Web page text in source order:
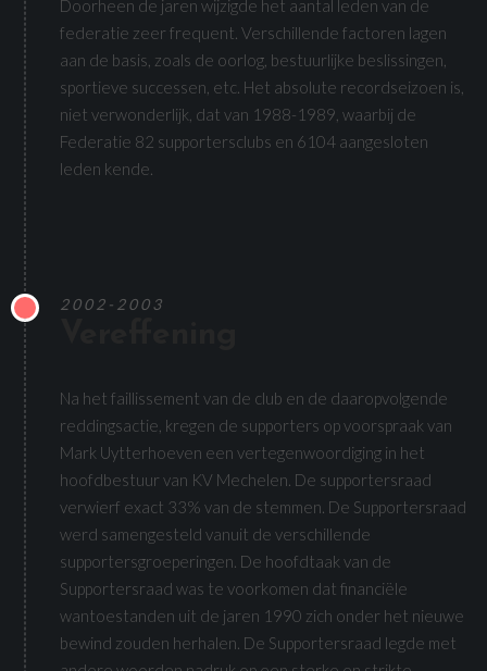
Doorheen de jaren wijzigde het aantal leden van de
federatie zeer frequent. Verschillende factoren lagen
aan de basis, zoals de oorlog, bestuurlijke beslissingen,
sportieve successen, etc. Het absolute recordseizoen is,
niet verwonderlijk, dat van 1988-1989, waarbij de
Federatie 82 supportersclubs en 6104 aangesloten
leden kende.
2002-2003
Na het faillissement van de club en de daaropvolgende
reddingsactie, kregen de supporters op voorspraak van
Mark Uytterhoeven een vertegenwoordiging in het
hoofdbestuur van KV Mechelen. De supportersraad
verwierf exact 33% van de stemmen. De Supportersraad
werd samengesteld vanuit de verschillende
supportersgroeperingen. De hoofdtaak van de
Supportersraad was te voorkomen dat financiële
wantoestanden uit de jaren 1990 zich onder het nieuwe
bewind zouden herhalen. De Supportersraad legde met